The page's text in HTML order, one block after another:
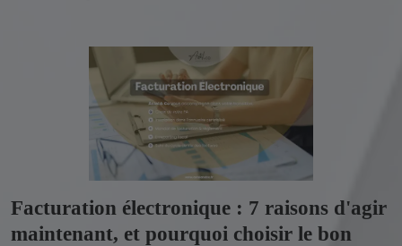
Facturation électronique : 7 raisons d'agir
maintenant, et pourquoi choisir le bon